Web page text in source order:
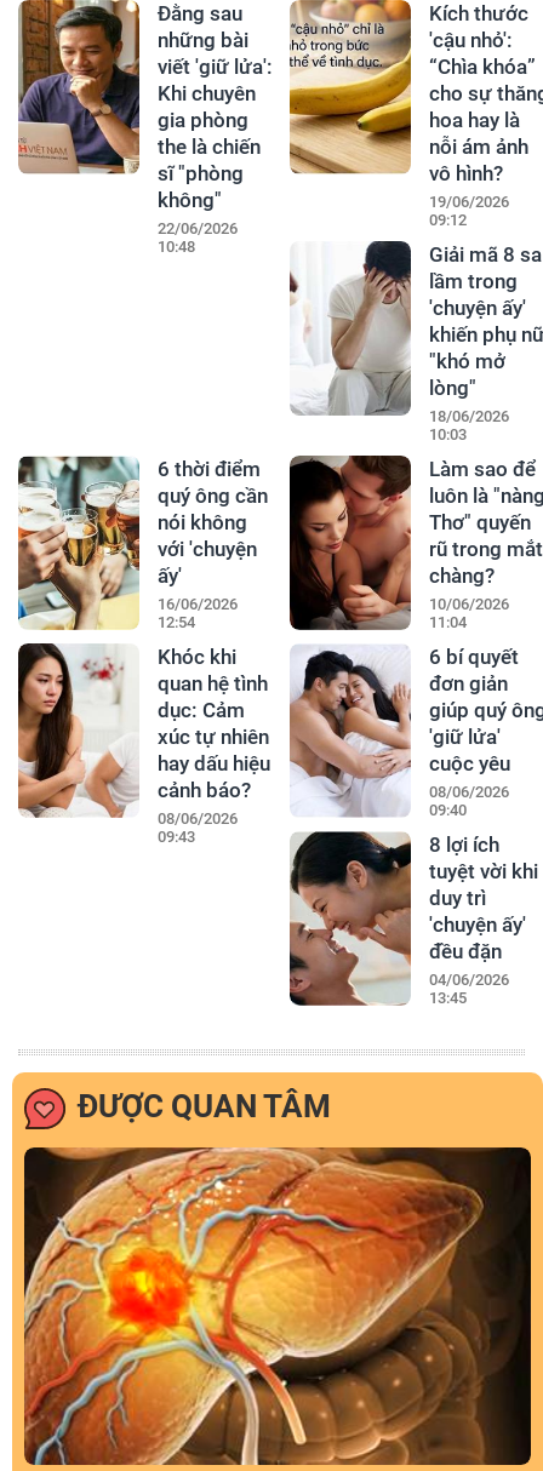
Đằng sau
những bài
viết 'giữ lửa':
Khi chuyên
gia phòng
the là chiến
sĩ "phòng
không"
22/06/2026
10:48
Kích thước
'cậu nhỏ':
“Chìa khóa”
cho sự
hoa hay là
nỗi ám ảnh
vô hình?
19/06/2026
09:12
Giải mã 8
lầm trong
'chuyện ấy'
khiến phụ
"khó mở
lòng"
18/06/2026
10:03
6 thời điểm
quý ông cần
nói không
với 'chuyện
ấy'
16/06/2026
12:54
Làm sao để
luôn là
Thơ" quyến
rũ trong mắt
chàng?
10/06/2026
11:04
Khóc khi
quan hệ tình
dục: Cảm
xúc tự nhiên
hay dấu hiệu
cảnh báo?
08/06/2026
09:43
6 bí quyết
đơn giản
giúp quý
'giữ lửa'
cuộc yêu
08/06/2026
09:40
8 lợi ích
tuyệt vời khi
duy trì
'chuyện ấy'
đều đặn
04/06/2026
13:45
ĐƯỢC QUAN TÂM